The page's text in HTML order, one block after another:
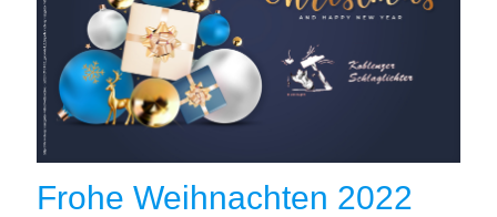
Frohe Weihnachten 2022